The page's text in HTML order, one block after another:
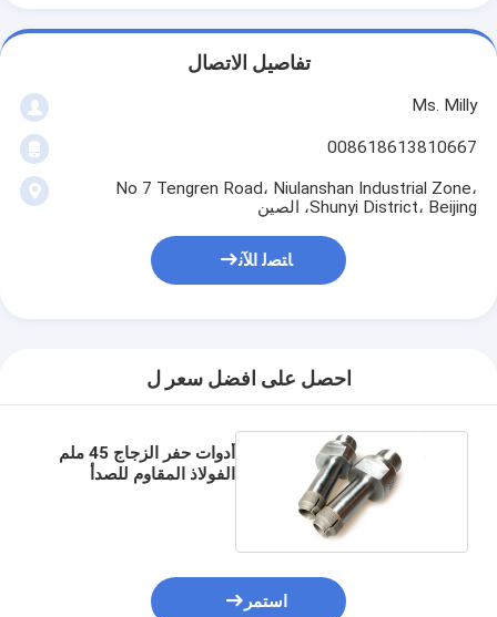
تفاصيل الاتصال
Ms. Milly
008618613810667
No 7 Tengren Road، Niulanshan Industrial Zone،
Shunyi District، Beijing، الصين
ﺎﺘﺼﻟ ﺍﻶﻧ
احصل على افضل سعر ل
أدوات حفر الزجاج 45 ملم
الفولاذ المقاوم للصدأ
استمر